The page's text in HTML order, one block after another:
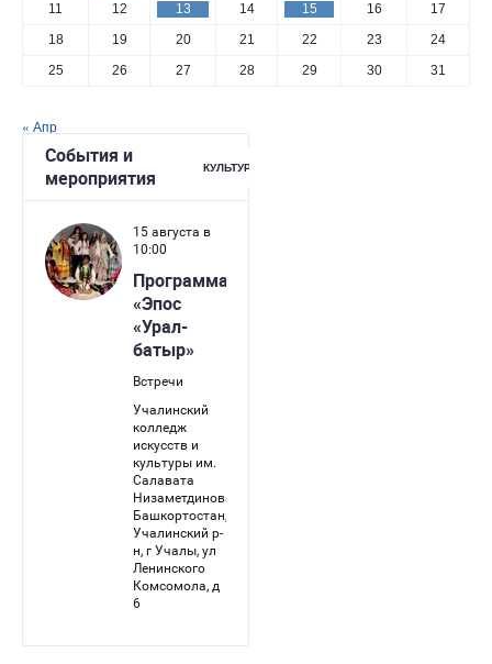
11
12 13 14 15 16
17
18
19 20 21 22 23
24
25
26 27 28 29 30 31
« Апр